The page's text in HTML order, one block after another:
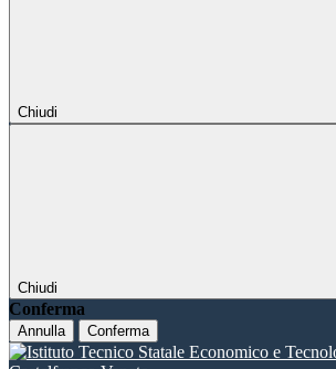
Chiudi
Chiudi
Conferma
Annulla Conferma